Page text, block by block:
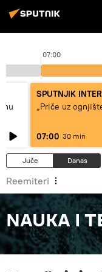
07:00
SPUTNJIK
„Priče uz
07:00 30 min
Juče Danas
Reemiteri
NAUKA I